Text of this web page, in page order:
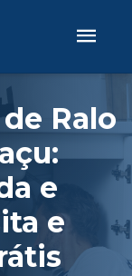
Ralo
e
e